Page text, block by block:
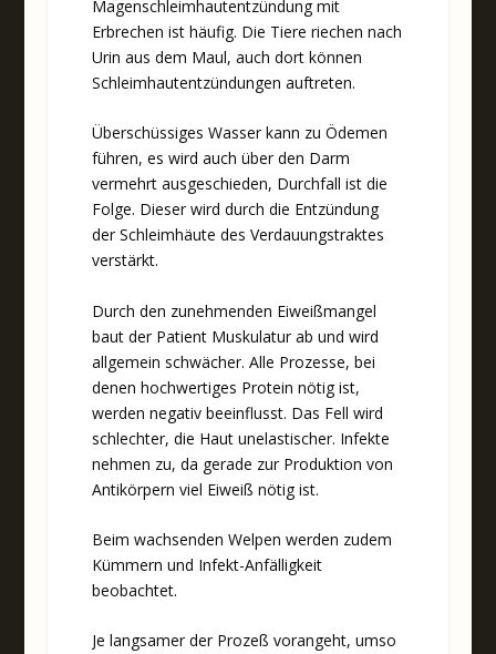
Magenschleimhautentzündung mit
Erbrechen ist häufig. Die Tiere riechen nach
Urin aus dem Maul, auch dort können
Schleimhautentzündungen auftreten.
Überschüssiges Wasser kann zu Ödemen
führen, es wird auch über den Darm
vermehrt ausgeschieden, Durchfall ist die
Folge. Dieser wird durch die Entzündung
der Schleimhäute des Verdauungstraktes
verstärkt.
Durch den zunehmenden Eiweißmangel
baut der Patient Muskulatur ab und wird
allgemein schwächer. Alle Prozesse, bei
denen hochwertiges Protein nötig ist,
werden negativ beeinflusst. Das Fell wird
schlechter, die Haut unelastischer. Infekte
nehmen zu, da gerade zur Produktion von
Antikörpern viel Eiweiß nötig ist.
Beim wachsenden Welpen werden zudem
Kümmern und Infekt-Anfälligkeit
beobachtet.
Je langsamer der Prozeß vorangeht, umso